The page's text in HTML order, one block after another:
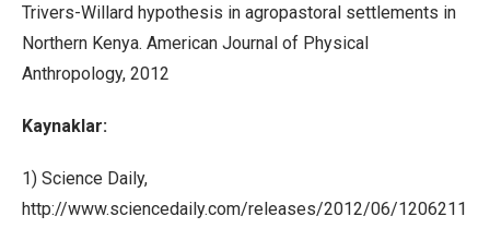
Trivers-Willard hypothesis in agropastoral settlements in
Northern Kenya. American Journal of Physical
Anthropology, 2012
Kaynaklar:
1) Science Daily,
http://www.sciencedaily.com/releases/2012/06/